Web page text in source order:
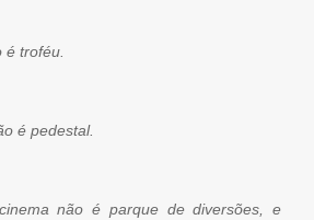
é troféu.
é pedestal.
não é parque de diversões, e